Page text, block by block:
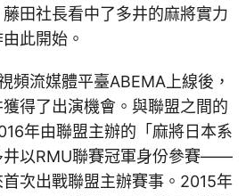
田社長看中了多井的麻將實力
此開始。
頻流媒體平臺ABEMA上線後，
得了出演機會。與聯盟之間的
年由聯盟主辦的「麻將日本系
井以RMU聯賽冠軍身份參賽——
次出戰聯盟主辦賽事。2015年